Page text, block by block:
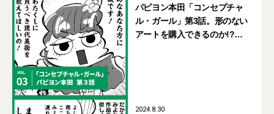
パピヨン本田「コンセプチャ
ル・ガール」第3話。形のない
アートを購入できるのか!?
2024.8.30